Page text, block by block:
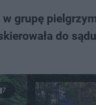
grupę
do
7